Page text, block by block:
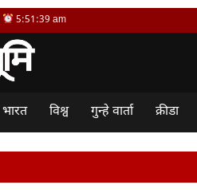
5:51:40 am
भारत विश्व गुन्हे वार्ता क्रीडा
गंगापूर